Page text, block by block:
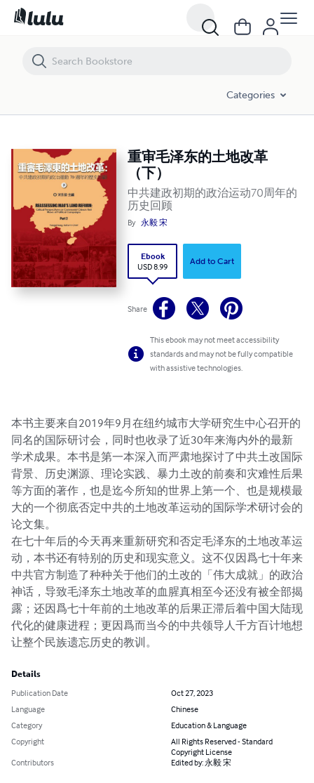
Categories
重审毛泽东的土地改革
（下）
中共建政初期的政治运动70周年的
历史回顾
By 永毅 宋
Ebook
USD 8.99
Add to Cart
Share
This ebook may not meet accessibility
standards and may not be fully compatible
with assistive technologies.
本书主要来自2019年9月在纽约城市大学研究生中心召开的
同名的国际研讨会，同时也收录了近30年来海内外的最新
学术成果。本书是第一本深入而严肃地探讨了中共土改国际
背景、历史渊源、理论实践、暴力土改的前奏和灾难性后果
等方面的著作，也是迄今所知的世界上第一个、也是规模最
大的一个彻底否定中共的土地改革运动的国际学术研讨会的
论文集。
在七十年后的今天再来重新研究和否定毛泽东的土地改革运
动，本书还有特别的历史和现实意义。这不仅因爲七十年来
中共官方制造了种种关于他们的土改的「伟大成就」的政治
神话，导致毛泽东土地改革的血腥真相至今还没有被全部揭
露；还因爲七十年前的土地改革的后果正滞后着中国大陆现
代化的健康进程；更因爲而当今的中共领导人千方百计地想
让整个民族遗忘历史的教训。
Details
Publication Date
Oct 27, 2023
Language
Chinese
Category
Education & Language
Copyright
All Rights Reserved - Standard
Copyright License
Contributors
Edited by: 永毅 宋
重审毛泽东的土地改革（下）